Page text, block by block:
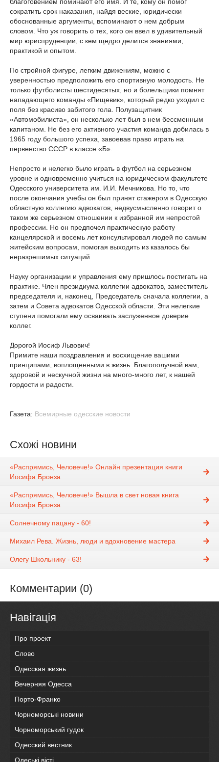
сократить срок наказания, найдя веские, юридически
обоснованные аргументы, вспоминают о нем добрым
словом. Что уж говорить о тех, кого он ввел в удивительный
мир юриспруденции, с кем щедро делится знаниями,
практикой и опытом.
По стройной фигуре, легким движениям, можно с
уверенностью предположить его спортивную молодость. Не
только футболисты шестидесятых, но и болельщики помнят
нападающего команды «Пищевик», который редко уходил с
поля без красиво забитого гола. Полузащитник
«Автомобилиста», он несколько лет был в нем бессменным
капитаном. Не без его активного участия команда добилась в
1965 году большого успеха, завоевав право играть на
первенство СССР в классе «Б».
Непросто и нелегко было играть в футбол на серьезном
уровне и одновременно учиться на юридическом факультете
Одесского университета им. И.И. Мечникова. Но то, что
после окончания учебы он был принят стажером в Одесскую
областную коллегию адвокатов, недвусмысленно говорит о
таком же серьезном отношении к избранной им непростой
профессии. Но он предпочел практическую работу
канцелярской и восемь лет консультировал людей по самым
житейским вопросам, помогая выходить из казалось бы
неразрешимых ситуаций.
Науку организации и управления ему пришлось постигать на
практике. Член президиума коллегии адвокатов, заместитель
председателя и, наконец, Председатель сначала коллегии, а
затем и Совета адвокатов Одесской области. Эти нелегкие
ступени помогали ему осваивать заслуженное доверие
коллег.
Дорогой Иосиф Львович!
Примите наши поздравления и восхищение вашими
принципами, воплощенными в жизнь. Благополучной вам,
здоровой и нескучной жизни на много-много лет, к нашей
гордости и радости.
Газета: Всемирные одесские новости
Схожі новини
«Распрямись, Человече!» Онлайн презентация книги
Иосифа Бронза
«Распрямись, Человече!» Вышла в свет новая книга
Иосифа Бронза
Солнечному пацану - 60!
Михаил Рева. Жизнь, люди и вдохновение мастера
Олегу Школьнику - 63!
Комментарии (0)
Навігація
Про проект
Слово
Одесская жизнь
Вечерняя Одесса
Порто-Франко
Чорноморські новини
Чорноморський гудок
Одесский вестник
Одеськi вiстi